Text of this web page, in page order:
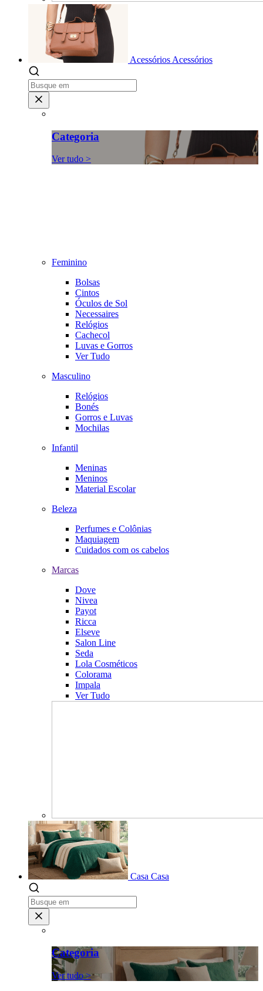
Acessórios Acessórios
Categoria
Ver tudo >
Feminino
Bolsas
Cintos
Óculos de Sol
Necessaires
Relógios
Cachecol
Luvas e Gorros
Ver Tudo
Masculino
Relógios
Bonés
Gorros e Luvas
Mochilas
Infantil
Meninas
Meninos
Material Escolar
Beleza
Perfumes e Colônias
Maquiagem
Cuidados com os cabelos
Marcas
Dove
Nivea
Payot
Ricca
Elseve
Salon Line
Seda
Lola Cosméticos
Colorama
Impala
Ver Tudo
Casa Casa
Categoria
Ver tudo >